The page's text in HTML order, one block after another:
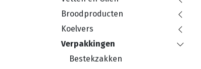
Broodproducten
Koelvers
Verpakkingen
Bestekzakken